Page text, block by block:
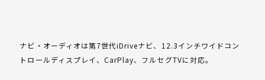
ナビ・オーディオは第7世代iDriveナビ、12.3インチワイドコン
トロールディスプレイ、CarPlay、フルセグTVに対応。